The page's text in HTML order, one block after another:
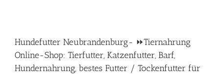
Hundefutter Neubrandenburg- ⏩Tiernahrung
Online-Shop: Tierfutter, Katzenfutter, Barf,
Hundernahrung, bestes Futter / Tockenfutter für